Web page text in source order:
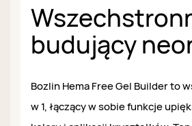
budujący
Bozlin Hema Free Gel Builder to
w 1, łączący w sobie funkcje